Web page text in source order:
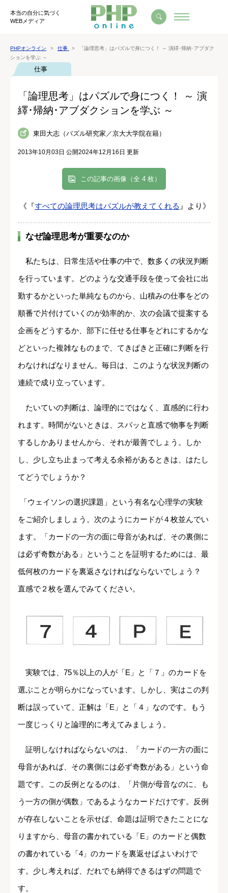
本当の自分に気づく
WEBメディア
PHPオンライン 仕事
「論理思考」はパズルで身につく！ ～ 演繹･帰納･アブダク
ションを学ぶ ～
仕事
「論理思考」はパズルで身につく！ ～ 演
繹･帰納･アブダクションを学ぶ ～
東田大志（パズル研究家／京大大学院在籍）
2013年10月03日 公開2024年12月16日 更新
この記事の画像（全 4 枚）
《『すべての論理思考はパズルが教えてくれる 』より》
なぜ論理思考が重要なのか
私たちは、日常生活や仕事の中で、数多くの状況判断
を行っています。どのような交通手段を使って会社に出
勤するかといった単純なものから、山積みの仕事をどの
順番で片付けていくのが効率的か、次の会議で提案する
企画をどうするか、部下に任せる仕事をどれにするかな
どといった複雑なものまで、てきぱきと正確に判断を行
わなければなりません。毎日は、このような状況判断の
連続で成り立っています。
たいていの判断は、論理的にではなく、直感的に行わ
れます。時間がないときは、スパッと直感で物事を判断
するしかありませんから、それが最善でしょう。しか
し、少し立ち止まって考える余裕があるときは、はたし
てどうでしょうか？
「ウェイソンの選択課題」という有名な心理学の実験
をご紹介しましょう。次のようにカードが４枚並んでい
ます。「カードの一方の面に母音があれば、その裏側に
は必ず奇数がある」ということを証明するためには、最
低何枚のカードを裏返さなければならないでしょう？
直感で２枚を選んでみてください。
実験では、75％以上の人が「E」と「７」のカードを
選ぶことが明らかになっています。しかし、実はこの判
断は誤っていて、正解は「E」と「４」なのです。もう
一度じっくりと論理的に考えてみましょう。
証明しなければならないのは、「カードの一方の面に
母音があれば、その裏側には必ず奇数がある」という命
題です。この反例となるのは、「片側が母音なのに、も
う一方の側が偶数」であるようなカードだけです。反例
が存在しないことを示せば、命題は証明できたことにな
りますから、母音の書かれている「E」のカードと偶数
の書かれている「4」のカードを裏返せばよいわけで
す。少し考えれば、だれでも納得できるはずの問題で
す。